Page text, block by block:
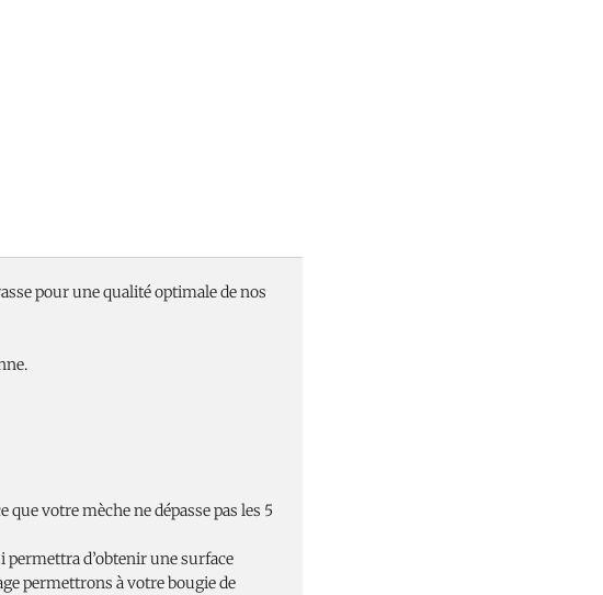
pour une qualité optimale de nos
votre mèche ne dépasse pas les 5
permettra d’obtenir une surface
permettrons à votre bougie de